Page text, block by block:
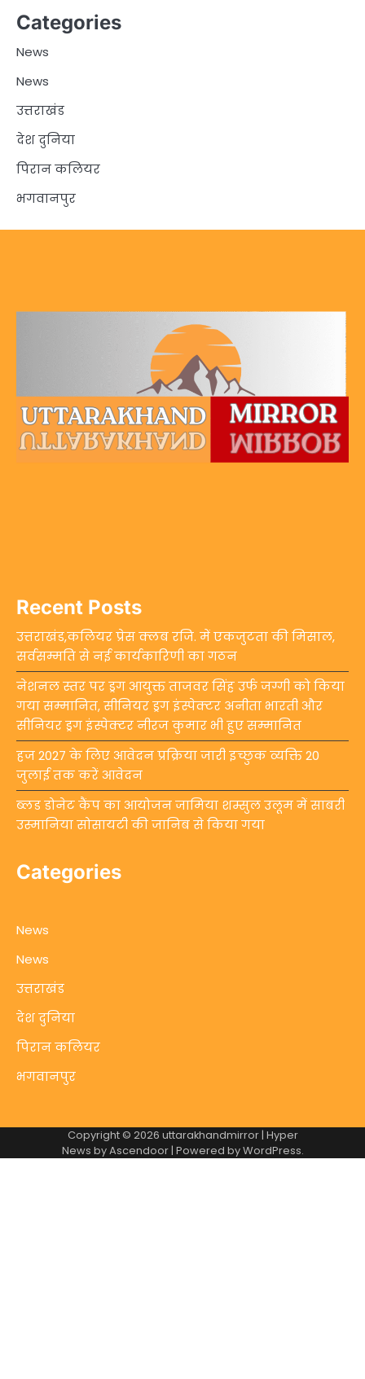
Categories
News
News
उत्तराखंड
देश दुनिया
पिरान कलियर
भगवानपुर
Recent Posts
उत्तराखंड,कलियर प्रेस क्लब रजि. में एकजुटता की मिसाल,
सर्वसम्मति से नई कार्यकारिणी का गठन
नेशनल स्तर पर ड्रग आयुक्त ताजवर सिंह उर्फ जग्गी को किया
गया सम्मानित, सीनियर ड्रग इंस्पेक्टर अनीता भारती और
सीनियर ड्रग इंस्पेक्टर नीरज कुमार भी हुए सम्मानित
हज 2027 के लिए आवेदन प्रक्रिया जारी इच्छुक व्यक्ति 20
जुलाई तक करें आवेदन
ब्लड डोनेट कैंप का आयोजन जामिया शम्सुल उलूम में साबरी
उस्मानिया सोसायटी की जानिब से किया गया
Categories
News
News
उत्तराखंड
देश दुनिया
पिरान कलियर
भगवानपुर
Copyright © 2026 uttarakhandmirror| Hyper
News byAscendoor| Powered byWordPress.